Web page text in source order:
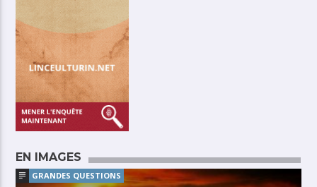
EN IMAGES
GRANDES QUESTIONS